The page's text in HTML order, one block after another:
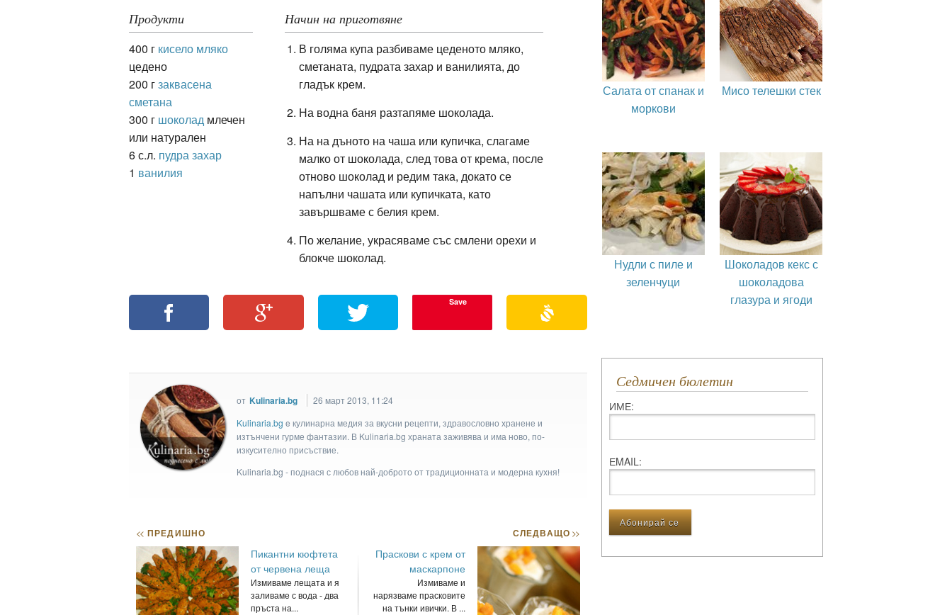
Продукти
400 г кисело мляко
цедено
200 гзаквасена
сметана
300 г шоколад млечен
или натурален
6 с.л. пудра захар
1 ванилия
Начин на приготвяне
В голяма купа разбиваме цеденото мляко,
сметаната, пудрата захар и ванилията, до
гладък крем.
На водна баня разтапяме шоколада.
На на дъното на чаша или купичка, слагаме
малко от шоколада, след това от крема, после
отново шоколад и редим така, докато се
напълни чашата или купичката, като
завършваме с белия крем.
По желание, украсяваме със смлени орехи и
блокче шоколад.
Save
от Kulinaria.bg
26 март 2013, 11:24
Kulinaria.bg e кулинарна медия за вкусни рецепти, здравословно хранене и
изтънчени гурме фантазии. В Kulinaria.bg храната заживява и има ново, по-
изкусително присъствие.
Kulinaria.bg - поднася с любов най-доброто от традиционната и модерна кухня!
<< ПРЕДИШНО
Пикантни кюфтета
от червена леща
Измиваме лещата и я
заливаме с вода - два
пръста на...
СЛЕДВАЩО>>
Праскови с крем от
маскарпоне
Измиваме и
нарязваме прасковите
на тънки ивички. В ...
Салата от спанак и
моркови
Мисо телешки стек
Нудли с пиле и
зеленчуци
Шоколадов кекс с
шоколадова
глазура и ягоди
Седмичен бюлетин
ИМЕ:
ЕMAIL: